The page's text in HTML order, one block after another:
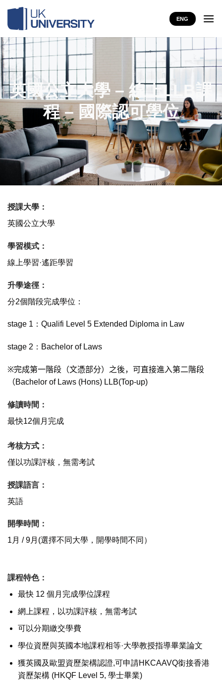
content
ENG
英國公立大學 – 線上LLB課
程 – 國際認可學位
授課大學：
英國公立大學
學習模式：
線上學習·遙距學習
升學途徑：
分2個階段完成學位：
stage 1：Qualifi Level 5 Extended Diploma in Law
stage 2：Bachelor of Laws
※完成第一階段（文憑部分）之後，可直接進入第二階段
（Bachelor of Laws (Hons) LLB(Top-up)
修讀時間：
最快12個月完成
考核方式：
僅以功課評核，無需考試
授課語言：
英語
開學時間：
1月 / 9月(選擇不同大學，開學時間不同）
課程特色：
最快 12 個月完成學位課程
網上課程，以功課評核，無需考試
可以分期繳交學費
學位資歷與英國本地課程相等·大學教授指導畢業論文
獲英國及歐盟資歷架構認證,可申請HKCAAVQ銜接香港
資歷架構 (HKQF Level 5, 學士畢業)